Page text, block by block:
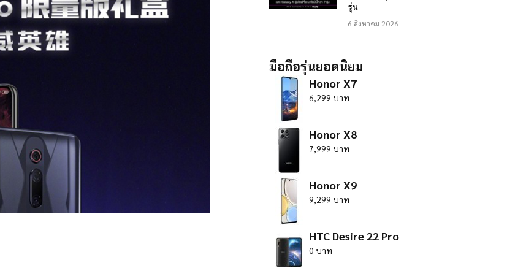
รุ่น
6 สิงหาคม 2026
มือถือรุ่นยอดนิยม
Honor X7
6,299 บาท
Honor X8
7,999 บาท
Honor X9
9,299 บาท
HTC Desire 22 Pro
0 บาท